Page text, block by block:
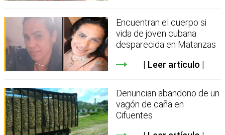
Encuentran el cuerpo si
vida de joven cubana
desparecida en Matanzas
Leer artículo
Denuncian abandono de un
vagón de caña en
Cifuentes